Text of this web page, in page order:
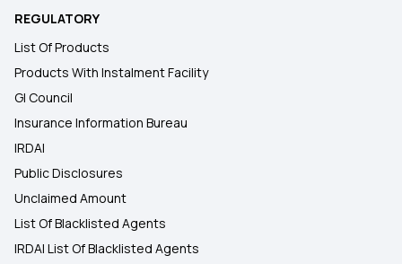
REGULATORY
List Of Products
Products With Instalment Facility
GI Council
Insurance Information Bureau
IRDAI
Public Disclosures
Unclaimed Amount
List Of Blacklisted Agents
IRDAI List Of Blacklisted Agents